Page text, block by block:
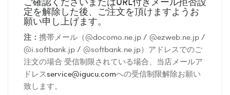
定を解除した後、ご注文を頂けますようお
願い申し上げます。
注： 携帯メール（@docomo.ne.jp / @ezweb.ne.jp /
@i.softbank.jp / @softbank.ne.jp）アドレスでのご
注文の場合 受信制限されている場合、当店メールア
ドレスservice@igucu.comへの受信制限解除お願い
致します。